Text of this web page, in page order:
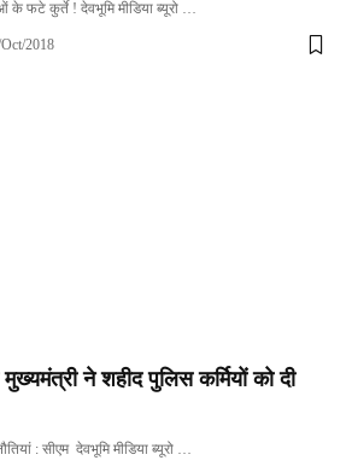
फटे कुर्ते ! देवभूमि मीडिया ब्यूरो …
2018
ने शहीद पुलिस कर्मियों को दी
: सीएम देवभूमि मीडिया ब्यूरो …